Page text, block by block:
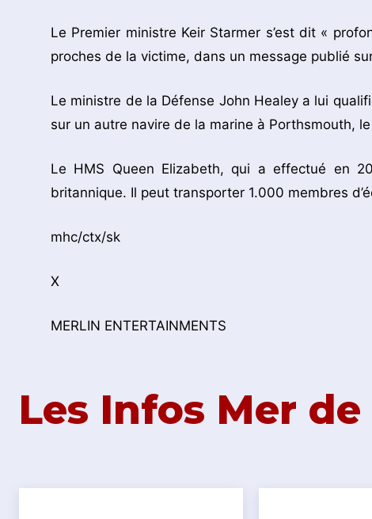
Le Premier ministre Keir Starmer s’est dit «
proches de la victime, dans un message publié
Le ministre de la Défense John Healey a lui
sur un autre navire de la marine à Porthsmouth,
Le HMS Queen Elizabeth, qui a effectué en
britannique. Il peut transporter 1.000 membres
mhc/ctx/sk
X
MERLIN ENTERTAINMENTS
Les Infos Mer de